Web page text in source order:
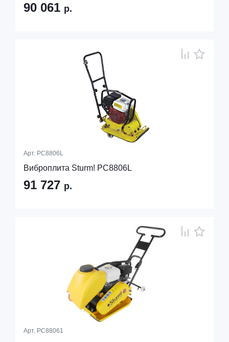
90 061 р.
Арт. PC8806L
Виброплита Sturm! PC8806L
91 727 р.
Арт. PC88061